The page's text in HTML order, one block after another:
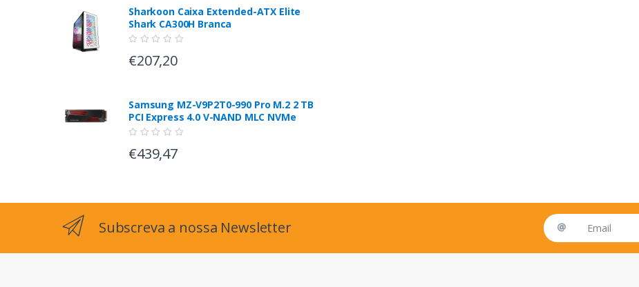
Sharkoon Caixa Extended-ATX Elite
Shark CA300H Branca
€207,20
Samsung MZ-V9P2T0-990 Pro M.2 2 TB
PCI Express 4.0 V-NAND MLC NVMe
€439,47
Subscreva a nossa Newsletter Email address